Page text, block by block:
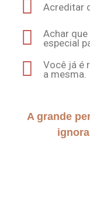
Acreditar
Achar
especial
Você já é
a mesma.
A grande